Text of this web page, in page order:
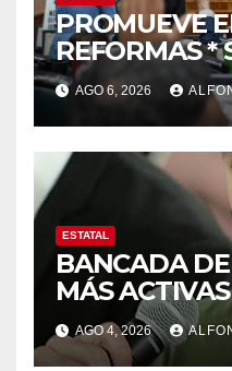
PROMUEVE
REFORMAS * Salud, electoral
y justicia, de
AGO 6, 2026
ESTATAL
BANCADA
MÁS ACTIVAS
AGO 4, 2026